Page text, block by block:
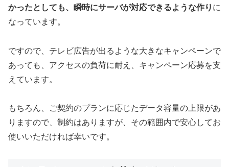
かったとしても、瞬時にサーバが対応できるような作り に
なっています。
ですので、テレビ広告が出るような大きなキャンペーンで
あっても、アクセスの負荷に耐え、キャンペーン応募を支
えています。
もちろん、ご契約のプランに応じたデータ容量の上限があ
りますので、制約はありますが、その範囲内で安心してお
使いいただければ幸いです。